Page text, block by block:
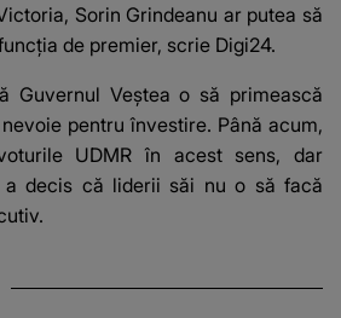
Sorin Grindeanu ar putea să
de premier, scrie Digi24.
Guvernul Veștea o să primească
pentru învestire. Până acum,
UDMR în acest sens, dar
a decis că liderii săi nu o să facă